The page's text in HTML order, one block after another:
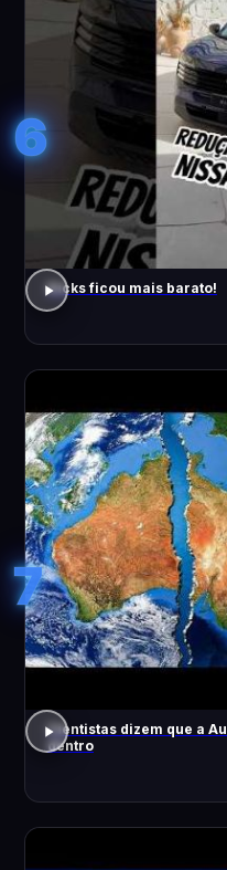
6
Kicks ficou mais barato!
7
Cientistas dizem que a
dentro